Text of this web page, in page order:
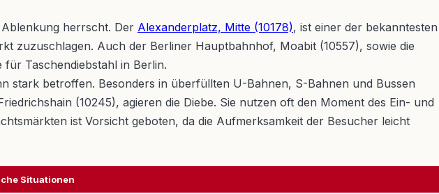
herrscht. Der Alexanderplatz, Mitte (10178), ist einer der bekanntesten
zuzuschlagen. Auch der Berliner Hauptbahnhof, Moabit (10557), sowie die
Taschendiebstahl in Berlin.
stark betroffen. Besonders in überfüllten U-Bahnen, S-Bahnen und Bussen
(10245), agieren die Diebe. Sie nutzen oft den Moment des Ein- und
ist Vorsicht geboten, da die Aufmerksamkeit der Besucher leicht
Situationen